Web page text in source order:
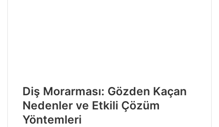
Diş Morarması: Gözden Kaçan
Nedenler ve Etkili Çözüm
Yöntemleri